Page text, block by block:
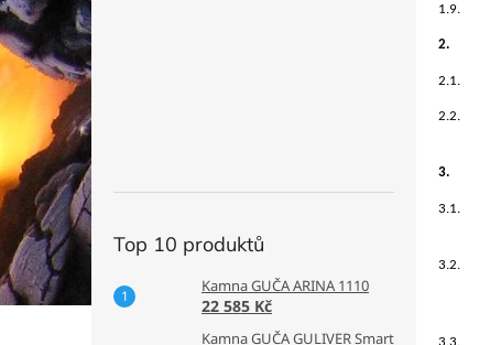
Top 10 produktů
Kamna GUČA ARINA 1110
22 585 Kč
Kamna GUČA GULIVER Smart
1.9.
2.
2.1.
2.2.
3.
3.1.
3.2.